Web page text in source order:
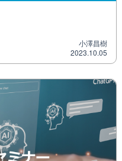
小澤昌樹
2023.10.05